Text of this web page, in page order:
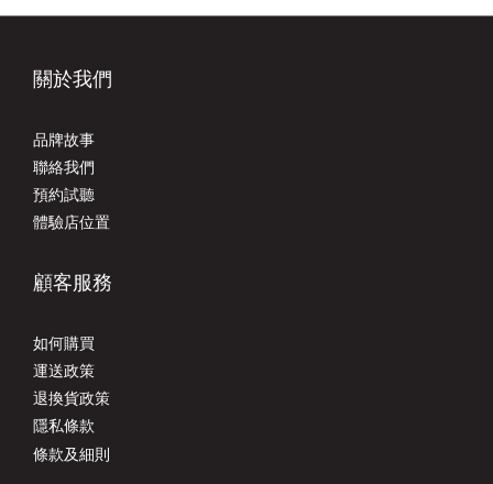
關於我們
品牌故事
聯絡我們
預約試聽
體驗店位置
顧客服務
如何購買
運送政策
退換貨政策
隱私條款
條款及細則